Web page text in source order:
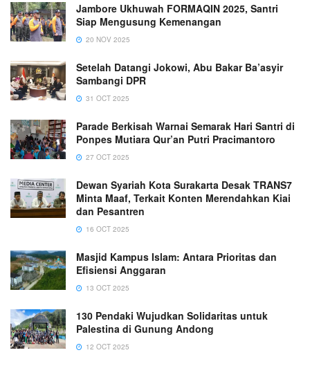
Jambore Ukhuwah FORMAQIN 2025, Santri
Siap Mengusung Kemenangan
20 NOV 2025
Setelah Datangi Jokowi, Abu Bakar Ba’asyir
Sambangi DPR
31 OCT 2025
Parade Berkisah Warnai Semarak Hari Santri di
Ponpes Mutiara Qur’an Putri Pracimantoro
27 OCT 2025
Dewan Syariah Kota Surakarta Desak TRANS7
Minta Maaf, Terkait Konten Merendahkan Kiai
dan Pesantren
16 OCT 2025
Masjid Kampus Islam: Antara Prioritas dan
Efisiensi Anggaran
13 OCT 2025
130 Pendaki Wujudkan Solidaritas untuk
Palestina di Gunung Andong
12 OCT 2025